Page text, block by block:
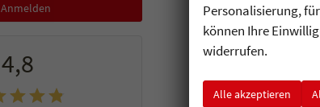
Anmelden
4,8
Personalisierung,
können Ihre
widerrufen.
Alle akzeptieren